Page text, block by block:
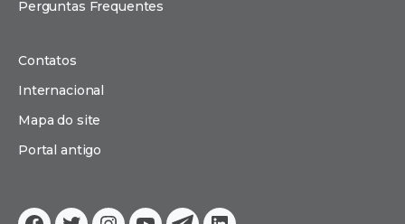
Perguntas Frequentes
Contatos
Internacional
Mapa do site
Portal antigo